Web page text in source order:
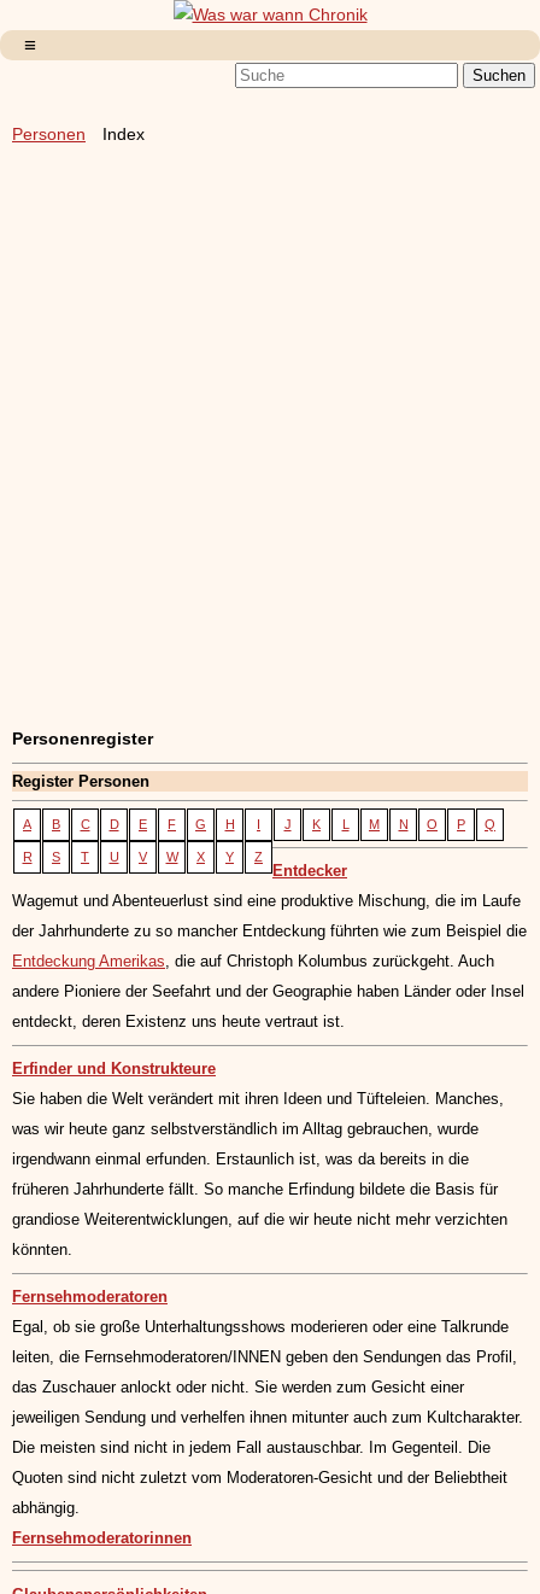
Personen Index
Personenregister
Register Personen
A B C D E F G H I J K L M N O P Q
R S T U V W X Y Z
Entdecker
Wagemut und Abenteuerlust sind eine produktive Mischung, die im Laufe
der Jahrhunderte zu so mancher Entdeckung führten wie zum Beispiel die
Entdeckung Amerikas, die auf Christoph Kolumbus zurückgeht. Auch
andere Pioniere der Seefahrt und der Geographie haben Länder oder Insel
entdeckt, deren Existenz uns heute vertraut ist.
Erfinder und Konstrukteure
Sie haben die Welt verändert mit ihren Ideen und Tüfteleien. Manches,
was wir heute ganz selbstverständlich im Alltag gebrauchen, wurde
irgendwann einmal erfunden. Erstaunlich ist, was da bereits in die
früheren Jahrhunderte fällt. So manche Erfindung bildete die Basis für
grandiose Weiterentwicklungen, auf die wir heute nicht mehr verzichten
könnten.
Fernsehmoderatoren
Egal, ob sie große Unterhaltungsshows moderieren oder eine Talkrunde
leiten, die Fernsehmoderatoren/INNEN geben den Sendungen das Profil,
das Zuschauer anlockt oder nicht. Sie werden zum Gesicht einer
jeweiligen Sendung und verhelfen ihnen mitunter auch zum Kultcharakter.
Die meisten sind nicht in jedem Fall austauschbar. Im Gegenteil. Die
Quoten sind nicht zuletzt vom Moderatoren-Gesicht und der Beliebtheit
abhängig.
Fernsehmoderatorinnen